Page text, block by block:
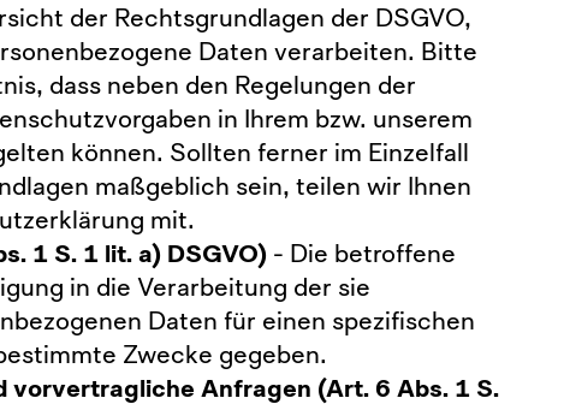
der Rechtsgrundlagen der DSGVO,
Daten verarbeiten. Bitte
dass neben den Regelungen der
in Ihrem bzw. unserem
können. Sollten ferner im Einzelfall
maßgeblich sein, teilen wir Ihnen
mit.
1 S. 1 lit. a) DSGVO) - Die betroffene
in die Verarbeitung der sie
Daten für einen spezifischen
Zwecke gegeben.
vorvertragliche Anfragen (Art. 6 Abs. 1 S.